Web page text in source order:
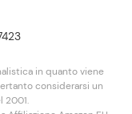
in quanto viene
considerarsi un
2001.